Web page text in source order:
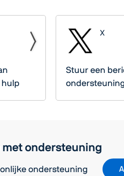
X
Stuur een
met ondersteuning
ondersteuning